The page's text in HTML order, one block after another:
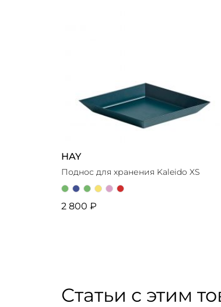
HAY
Поднос для хранения Kaleido XS
2 800 ₽
Статьи с этим